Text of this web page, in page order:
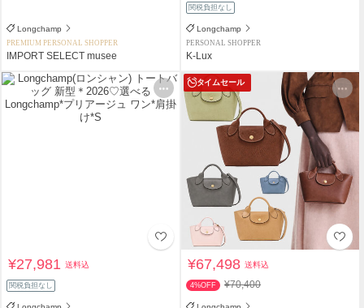
Longchamp
PREMIUM PERSONAL SHOPPER
IMPORT SELECT musee
関税負担なし
Longchamp
PERSONAL SHOPPER
K-Lux
¥27,981送料込
関税負担なし
タイムセール
¥67,498送料込
4%OFF ¥70,400